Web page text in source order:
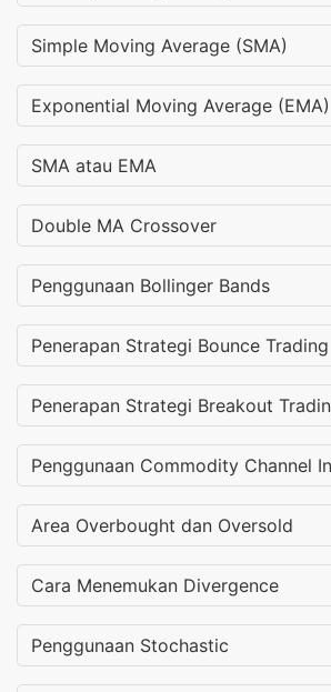
Simple Moving Average (SMA)
Exponential Moving Average (EMA)
SMA atau EMA
Double MA Crossover
Penggunaan Bollinger Bands
Penerapan Strategi Bounce Trading
Penerapan Strategi Breakout
Penggunaan Commodity Channel
Area Overbought dan Oversold
Cara Menemukan Divergence
Penggunaan Stochastic